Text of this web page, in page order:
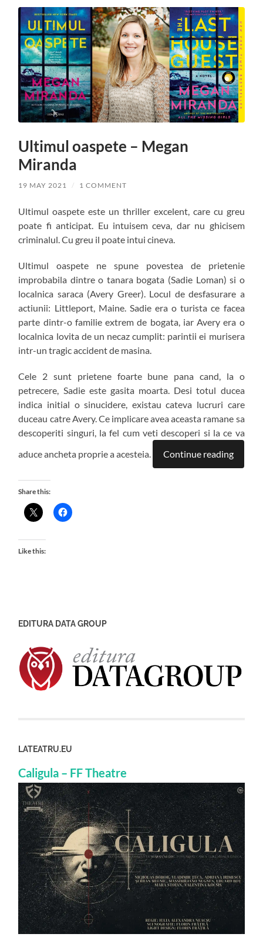
Ultimul oaspete – Megan
Miranda
19 MAY 2021 / 1 COMMENT
Ultimul oaspete este un thriller excelent, care cu greu
poate fi anticipat. Eu intuisem ceva, dar nu ghicisem
criminalul. Cu greu il poate intui cineva.
Ultimul oaspete ne spune povestea de prietenie
improbabila dintre o tanara bogata (Sadie Loman) si o
localnica saraca (Avery Greer). Locul de desfasurare a
actiunii: Littleport, Maine. Sadie era o turista ce facea
parte dintr-o familie extrem de bogata, iar Avery era o
localnica lovita de un necaz cumplit: parintii ei murisera
intr-un tragic accident de masina.
Cele 2 sunt prietene foarte bune pana cand, la o
petrecere, Sadie este gasita moarta. Desi totul ducea
indica initial o sinucidere, existau cateva lucruri care
duceau catre Avery. Ce implicare avea aceasta ramane sa
descoperiti singuri, la fel cum veti descoperi si la ce va
aduce ancheta proprie a acesteia.
Continue reading
Share this:
Like this:
EDITURA DATA GROUP
LATEATRU.EU
Caligula – FF Theatre